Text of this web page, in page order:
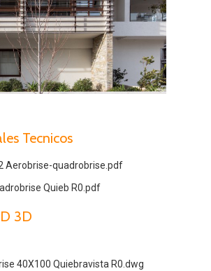
Tecnicos
Aerobrise-quadrobrise.pdf
Quieb R0.pdf
3D
40X100 Quiebravista R0.dwg